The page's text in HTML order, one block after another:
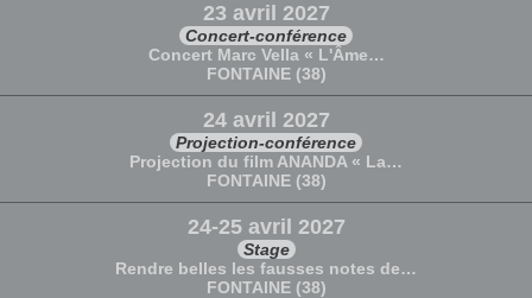
23 avril 2027
Concert-conférence
Concert Marc Vella « L'Âme…
FONTAINE (38)
24 avril 2027
Projection-conférence
Projection du film ANANDA « La…
FONTAINE (38)
24-25 avril 2027
Stage
Rendre belles les fausses notes de…
FONTAINE (38)